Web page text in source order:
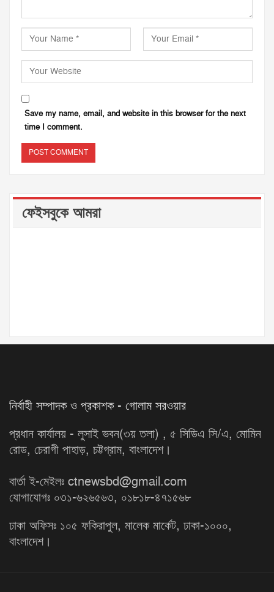
Save my name, email, and website in this browser for the next
time I comment.
ফেইসবুকে আমরা
নির্বাহী সম্পাদক ও প্রকাশক - গোলাম সরওয়ার
প্রধান কার্যালয় - লুসাই ভবন(৩য় তলা) , ৫ সিডিএ সি/এ, মোমিন
রোড, চেরাগী পাহাড়, চট্টগ্রাম, বাংলাদেশ।
বার্তা ই-মেইলঃ ctnewsbd@gmail.com
যোগাযোগঃ ০৩১-৬২৬৫৬৩, ০১৮১৮-৪৭১৫৬৮
ঢাকা অফিসঃ ১০৫ ফকিরাপুল, মালেক মার্কেট, ঢাকা-১০০০,
বাংলাদেশ।